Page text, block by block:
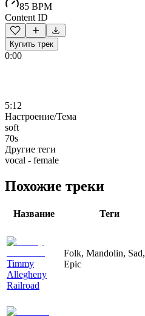
85 BPM
Content ID
Купить трек
0:00
5:12
Настроение/Тема
soft
70s
Другие теги
vocal - female
Похожие треки
Название Теги
Timmy
Allegheny
Railroad
Folk, Mandolin, Sad,
Epic